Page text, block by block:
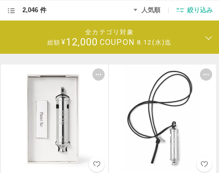
2,046 件 人気順 絞り込み
全カテゴリ対象
総額 ¥12,000 COUPON 8.12(水)迄